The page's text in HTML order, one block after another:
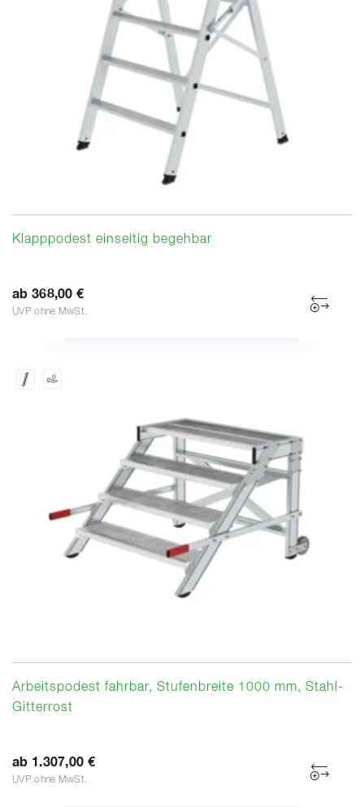
Klapppodest einseitig begehbar
ab 368,00 €
UVP ohne MwSt.
Arbeitspodest fahrbar, Stufenbreite 1000 mm, Stahl-
Gitterrost
ab 1.307,00 €
UVP ohne MwSt.